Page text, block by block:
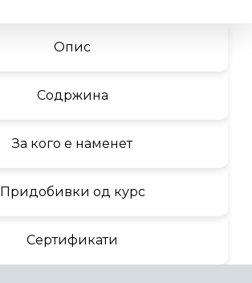
Опис
Содржина
За кого е наменет
Придобивки од курс
Сертификати